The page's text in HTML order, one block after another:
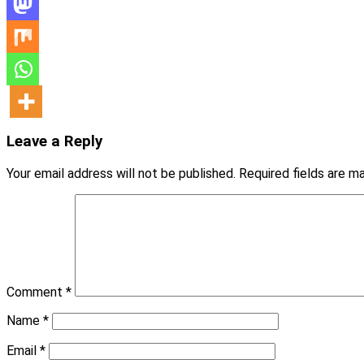
Leave a Reply
Your email address will not be published. Required fields are
Comment *
Name *
Email *